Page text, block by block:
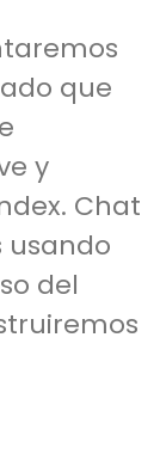
que
y
Chat
usando
del